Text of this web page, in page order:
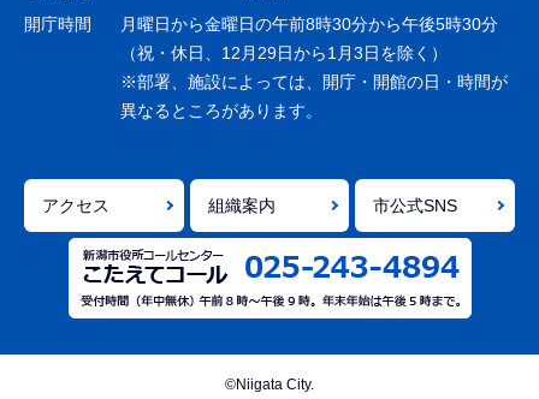
ョ
で
開庁時間
月曜日から金曜日の午前8時30分から午後5時30分
（祝・休日、12月29日から1月3日を除く）
※部署、施設によっては、開庁・開館の日・時間が
異なるところがあります。
アクセス 組織案内 市公式SNS
©Niigata City.